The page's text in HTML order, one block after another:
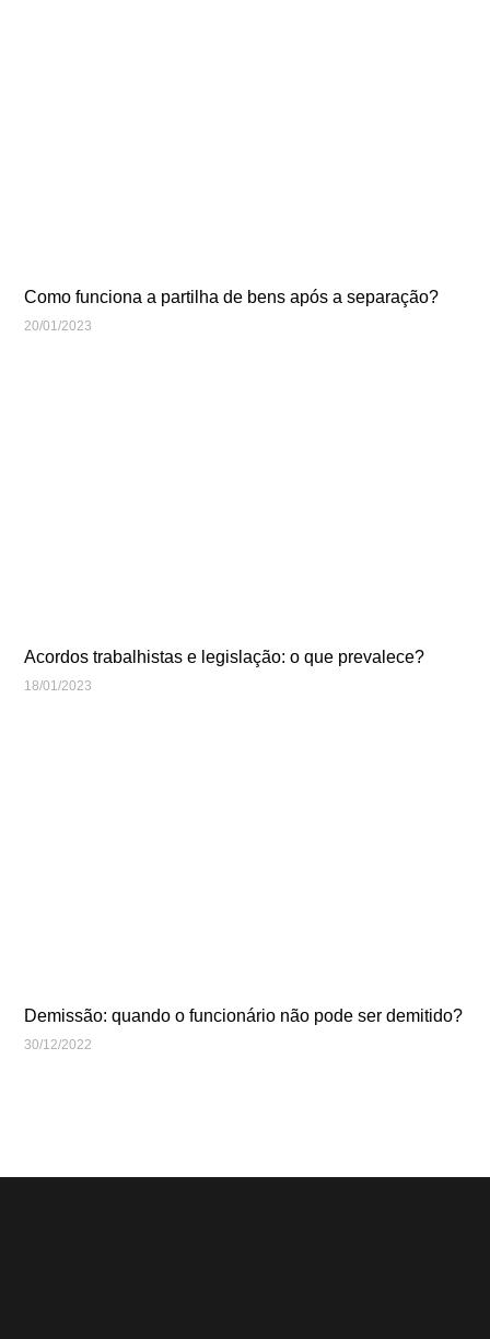
Como funciona a partilha de bens após a separação?
20/01/2023
Acordos trabalhistas e legislação: o que prevalece?
18/01/2023
Demissão: quando o funcionário não pode ser demitido?
30/12/2022